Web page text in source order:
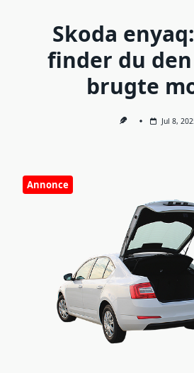
Skoda
finder du
brugte
Jul 8,
Annonce